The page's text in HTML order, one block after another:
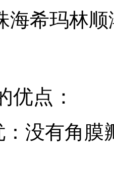
海希玛林
优点：
：没有角